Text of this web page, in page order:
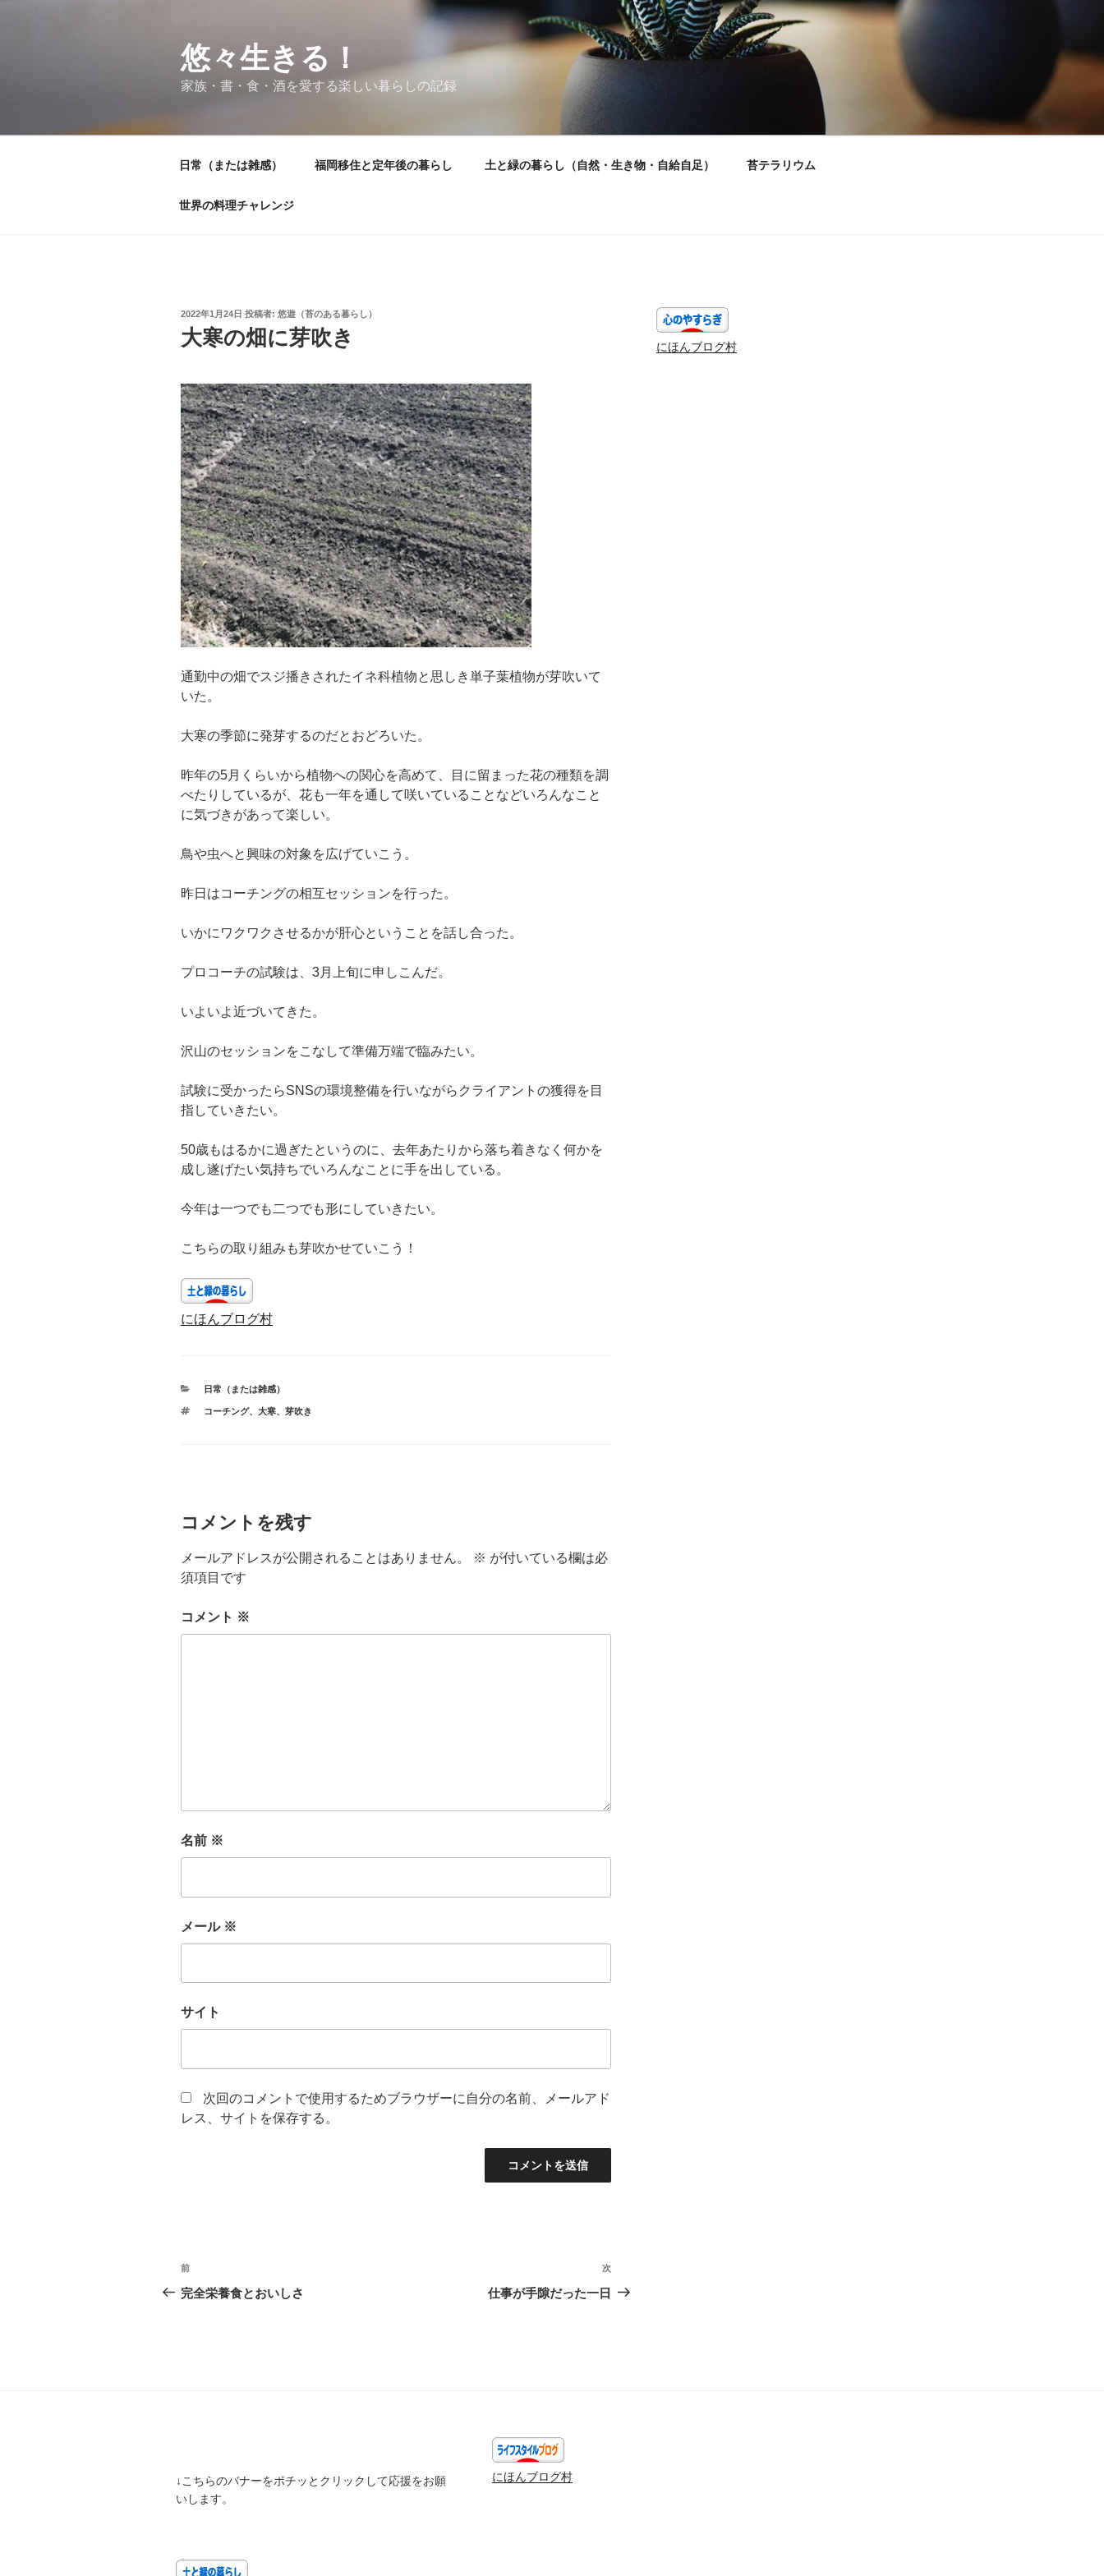
悠々生きる！
家族・書・食・酒を愛する楽しい暮らしの記録
日常（または雑感） 福岡移住と定年後の暮らし 土と緑の暮らし（自然・生き物・自給自足） 苔テラリウム
世界の料理チャレンジ
投
日:
2022年1月24日 投稿者: 悠遊（苔のある暮らし）
大寒の畑に芽吹き
通勤中の畑でスジ播きされたイネ科植物と思しき単子葉植物が芽吹いて
いた。
大寒の季節に発芽するのだとおどろいた。
昨年の5月くらいから植物への関心を高めて、目に留まった花の種類を調
べたりしているが、花も一年を通して咲いていることなどいろんなこと
に気づきがあって楽しい。
鳥や虫へと興味の対象を広げていこう。
昨日はコーチングの相互セッションを行った。
いかにワクワクさせるかが肝心ということを話し合った。
プロコーチの試験は、3月上旬に申しこんだ。
いよいよ近づいてきた。
沢山のセッションをこなして準備万端で臨みたい。
試験に受かったらSNSの環境整備を行いながらクライアントの獲得を目
指していきたい。
50歳もはるかに過ぎたというのに、去年あたりから落ち着きなく何かを
成し遂げたい気持ちでいろんなことに手を出している。
今年は一つでも二つでも形にしていきたい。
こちらの取り組みも芽吹かせていこう！
にほんブログ村
カ
ゴ
日常（または雑感）
タ
コーチング、 大寒、 芽吹き
コメントを残す
メールアドレスが公開されることはありません。 ※ が付いている欄は必
須項目です
コメント ※
名前 ※
メール ※
サイト
次回のコメントで使用するためブラウザーに自分の名前、メールアド
レス、サイトを保存する。
投
稿
ン
前
の
前
完全栄養食とおいしさ
次
の
次
仕事が手隙だった一日
にほんブログ村
↓こちらのバナーをポチッとクリックして応援をお願
いします。
にほんブログ村